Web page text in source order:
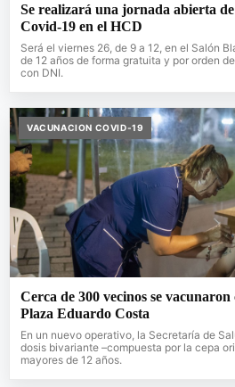
Se realizará una jornada abierta
Covid-19 en el HCD
Será el viernes 26, de 9 a 12, en el Salón
de 12 años de forma gratuita y por orden
con DNI.
VACUNACION COVID-19
Cerca de 300 vecinos se
Plaza Eduardo Costa
En un nuevo operativo, la Secretaría de
dosis bivariante –compuesta por la cepa
mayores de 12 años.